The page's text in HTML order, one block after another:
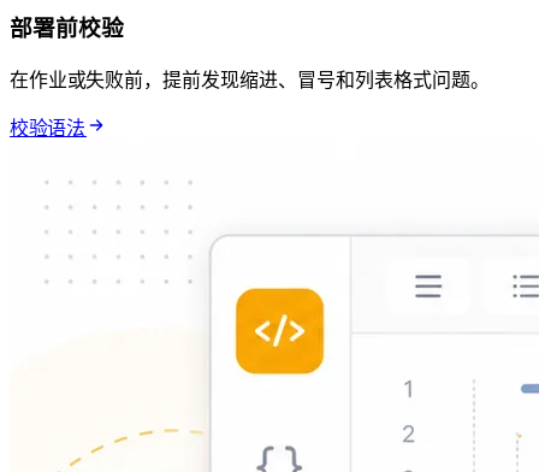
部署前校验 YAML
在 CI/CD 作业或 Kubernetes manifest 失败前，提前发现缩进、冒号和列表格式问题。
校验 YAML 语法